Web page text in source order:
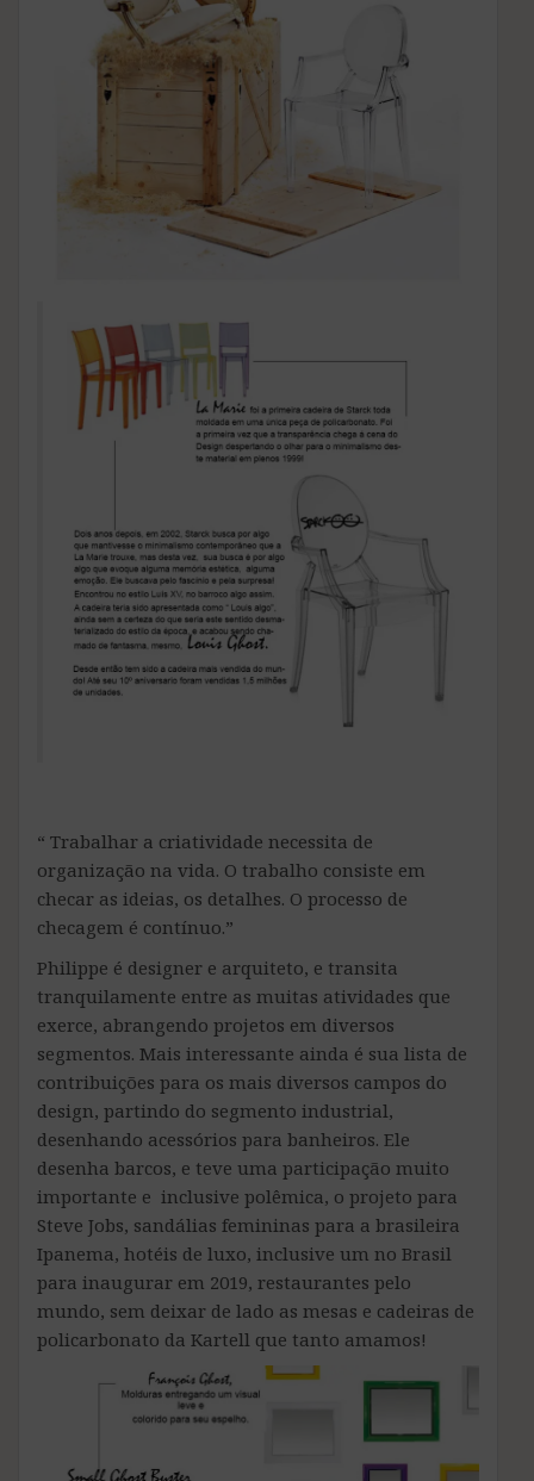
“ Trabalhar a criatividade necessita de
organização na vida. O trabalho consiste em
checar as ideias, os detalhes. O processo de
checagem é contínuo.”
Philippe é designer e arquiteto, e transita
tranquilamente entre as muitas atividades que
exerce, abrangendo projetos em diversos
segmentos. Mais interessante ainda é sua lista de
contribuições para os mais diversos campos do
design, partindo do segmento industrial,
desenhando acessórios para banheiros. Ele
desenha barcos, e teve uma participação muito
importante e inclusive polêmica, o projeto para
Steve Jobs, sandálias femininas para a brasileira
Ipanema, hotéis de luxo, inclusive um no Brasil
para inaugurar em 2019, restaurantes pelo
mundo, sem deixar de lado as mesas e cadeiras de
policarbonato da Kartell que tanto amamos!